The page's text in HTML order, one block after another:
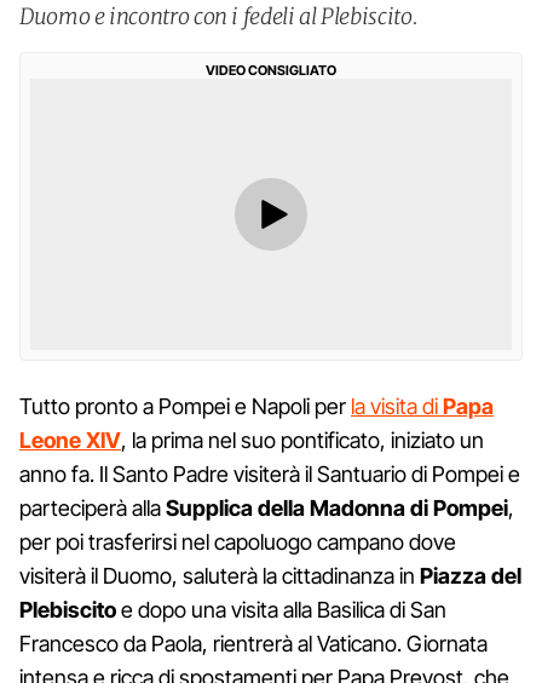
Duomo e incontro con i fedeli al Plebiscito.
VIDEO CONSIGLIATO
Tutto pronto a Pompei e Napoli per la visita diPapa
Leone XIV, la prima nel suo pontificato, iniziato un
anno fa. Il Santo Padre visiterà il Santuario di Pompei e
parteciperà allaSupplica della Madonna di Pompei,
per poi trasferirsi nel capoluogo campano dove
visiterà il Duomo, saluterà la cittadinanza in Piazza del
Plebiscitoe dopo una visita alla Basilica di San
Francesco da Paola, rientrerà al Vaticano. Giornata
intensa e ricca di spostamenti per Papa Prevost, che